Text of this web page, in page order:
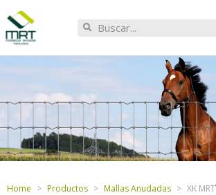
Home Productos Mallas Anudadas XK MRT